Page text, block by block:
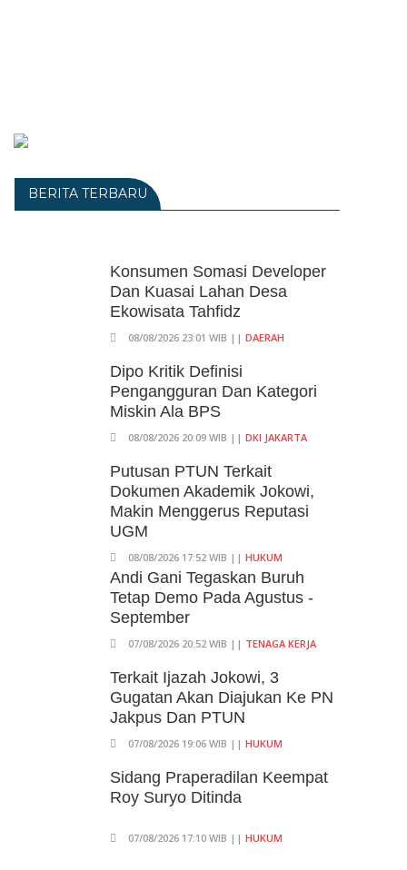
BERITA TERBARU
Konsumen Somasi Developer
Dan Kuasai Lahan Desa
Ekowisata Tahfidz
08/08/2026 23:01 WIB || DAERAH
Dipo Kritik Definisi
Pengangguran Dan Kategori
Miskin Ala BPS
08/08/2026 20:09 WIB || DKI JAKARTA
Putusan PTUN Terkait
Dokumen Akademik Jokowi,
Makin Menggerus Reputasi
UGM
08/08/2026 17:52 WIB || HUKUM
Andi Gani Tegaskan Buruh
Tetap Demo Pada Agustus -
September
07/08/2026 20:52 WIB || TENAGA KERJA
Terkait Ijazah Jokowi, 3
Gugatan Akan Diajukan Ke PN
Jakpus Dan PTUN
07/08/2026 19:06 WIB || HUKUM
Sidang Praperadilan Keempat
Roy Suryo Ditinda
07/08/2026 17:10 WIB || HUKUM